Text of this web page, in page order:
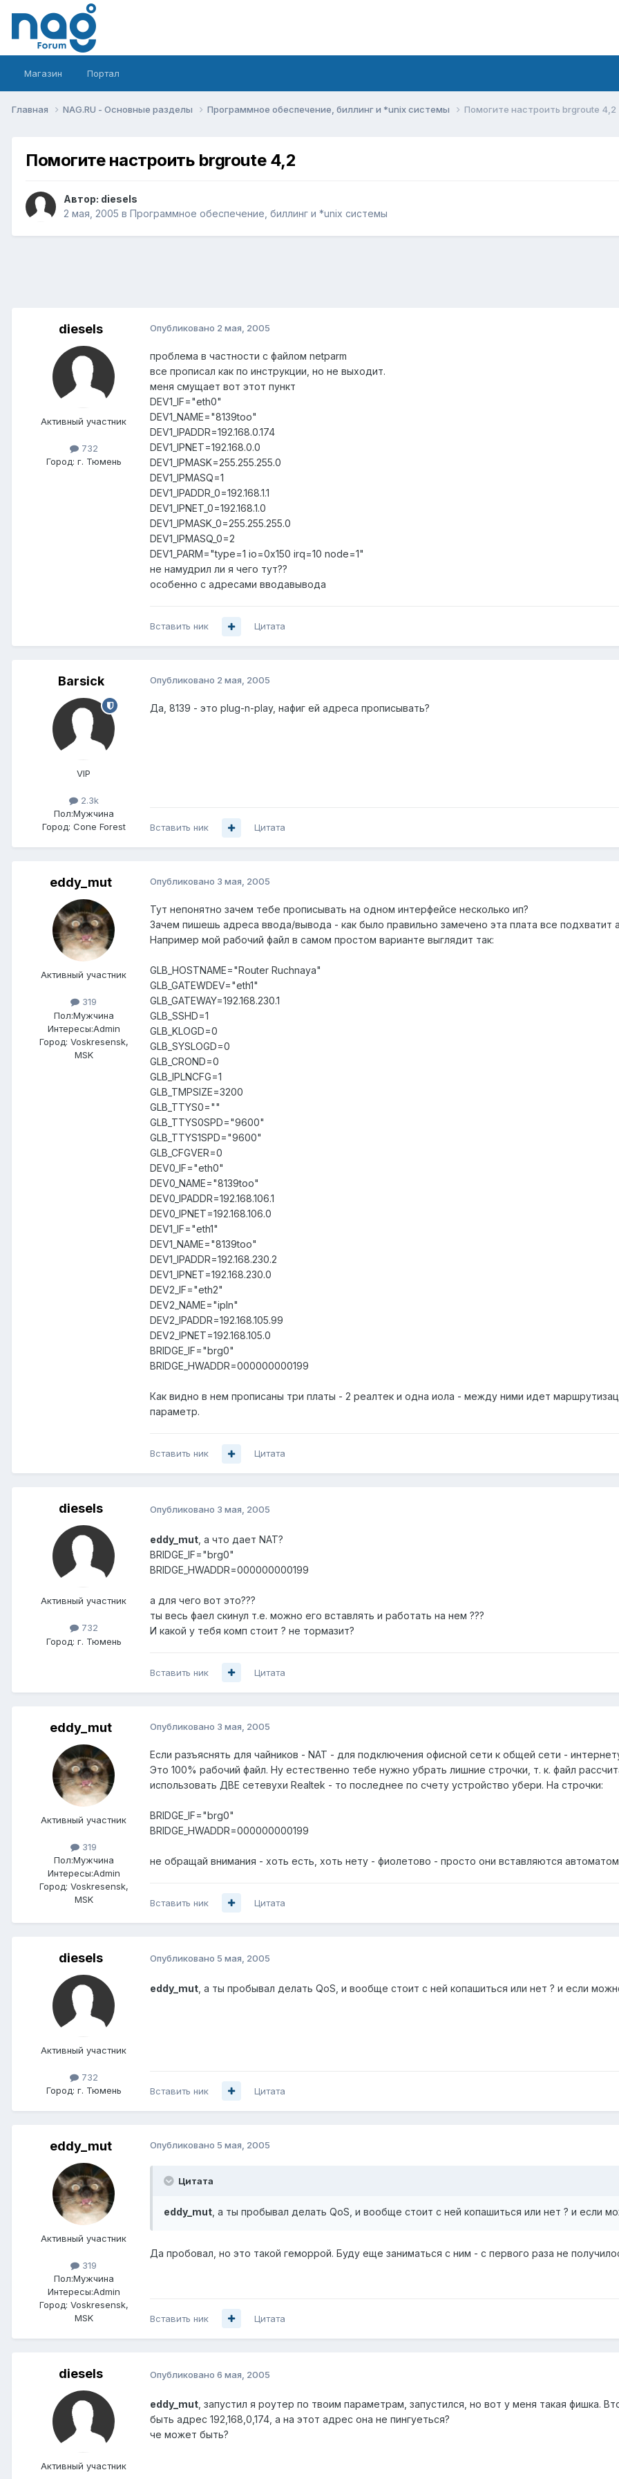
Магазин Портал
Главная NAG.RU - Основные разделы Программное обеспечение, биллинг и *unix системы Помогите настроить brgroute 4,2
Помогите настроить brgroute 4,2
Автор: diesels
2 мая, 2005 в Программное обеспечение, биллинг и *unix системы
diesels
Активный участник
732
Город: г. Тюмень
Опубликовано 2 мая, 2005
проблема в частности с файлом netparm
все прописал как по инструкции, но не выходит.
меня смущает вот этот пункт
DEV1_IF="eth0"
DEV1_NAME="8139too"
DEV1_IPADDR=192.168.0.174
DEV1_IPNET=192.168.0.0
DEV1_IPMASK=255.255.255.0
DEV1_IPMASQ=1
DEV1_IPADDR_0=192.168.1.1
DEV1_IPNET_0=192.168.1.0
DEV1_IPMASK_0=255.255.255.0
DEV1_IPMASQ_0=2
DEV1_PARM="type=1 io=0x150 irq=10 node=1"
не намудрил ли я чего тут??
особенно с адресами вводавывода
Вставить ник Цитата
Barsick
VIP
2.3k
Пол:Мужчина
Город: Cone Forest
Опубликовано 2 мая, 2005
Да, 8139 - это plug-n-play, нафиг ей адреса прописывать?
Вставить ник Цитата
eddy_mut
Активный участник
319
Пол:Мужчина
Интересы:Admin
Город: Voskresensk,
MSK
Опубликовано 3 мая, 2005
Тут непонятно зачем тебе прописывать на одном интерфейсе несколько ип?
Зачем пишешь адреса ввода/вывода - как было правильно замечено эта плата все подхватит
Например мой рабочий файл в самом простом варианте выглядит так:
GLB_HOSTNAME="Router Ruchnaya"
GLB_GATEWDEV="eth1"
GLB_GATEWAY=192.168.230.1
GLB_SSHD=1
GLB_KLOGD=0
GLB_SYSLOGD=0
GLB_CROND=0
GLB_IPLNCFG=1
GLB_TMPSIZE=3200
GLB_TTYS0=""
GLB_TTYS0SPD="9600"
GLB_TTYS1SPD="9600"
GLB_CFGVER=0
DEV0_IF="eth0"
DEV0_NAME="8139too"
DEV0_IPADDR=192.168.106.1
DEV0_IPNET=192.168.106.0
DEV1_IF="eth1"
DEV1_NAME="8139too"
DEV1_IPADDR=192.168.230.2
DEV1_IPNET=192.168.230.0
DEV2_IF="eth2"
DEV2_NAME="ipln"
DEV2_IPADDR=192.168.105.99
DEV2_IPNET=192.168.105.0
BRIDGE_IF="brg0"
BRIDGE_HWADDR=000000000199
Как видно в нем прописаны три платы - 2 реалтек и одна иола - между ними идет
параметр.
Вставить ник Цитата
diesels
Активный участник
732
Город: г. Тюмень
Опубликовано 3 мая, 2005
eddy_mut , а что дает NAT?
BRIDGE_IF="brg0"
BRIDGE_HWADDR=000000000199
а для чего вот это???
ты весь фаел скинул т.е. можно его вставлять и работать на нем ???
И какой у тебя комп стоит ? не тормазит?
Вставить ник Цитата
eddy_mut
Активный участник
319
Пол:Мужчина
Интересы:Admin
Город: Voskresensk,
MSK
Опубликовано 3 мая, 2005
Если разъяснять для чайников - NAT - для подключения офисной сети к общей сети -
Это 100% рабочий файл. Ну естественно тебе нужно убрать лишние строчки, т. к. файл
использовать ДВЕ сетевухи Realtek - то последнее по счету устройство убери. На строчки:
BRIDGE_IF="brg0"
BRIDGE_HWADDR=000000000199
не обращай внимания - хоть есть, хоть нету - фиолетово - просто они вставляются
Вставить ник Цитата
diesels
Активный участник
732
Город: г. Тюмень
Опубликовано 5 мая, 2005
eddy_mut , а ты пробывал делать QoS, и вообще стоит с ней копашиться или нет ? и если
Вставить ник Цитата
eddy_mut
Активный участник
319
Пол:Мужчина
Интересы:Admin
Город: Voskresensk,
MSK
Опубликовано 5 мая, 2005
Цитата
eddy_mut , а ты пробывал делать QoS, и вообще стоит с ней копашиться или нет ? и если
Да пробовал, но это такой геморрой. Буду еще заниматься с ним - с первого раза не
Вставить ник Цитата
diesels
Активный участник
Опубликовано 6 мая, 2005
eddy_mut , запустил я роутер по твоим параметрам, запустился, но вот у меня такая фишка.
быть адрес 192,168,0,174, а на этот адрес она не пингуеться?
че может быть?